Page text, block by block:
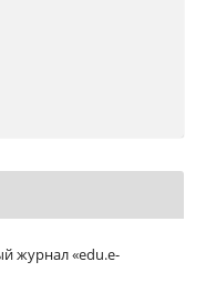
журнал «edu.e-